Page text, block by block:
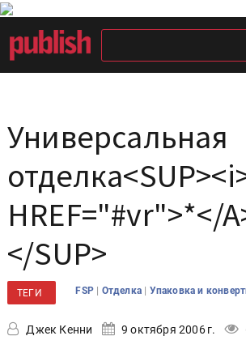
Универсальная
HREF="#vr">*</
</SUP>
ТЕГИ FSP | Отделка | Упаковка и
Джек Кенни 9 октября 2006 г.